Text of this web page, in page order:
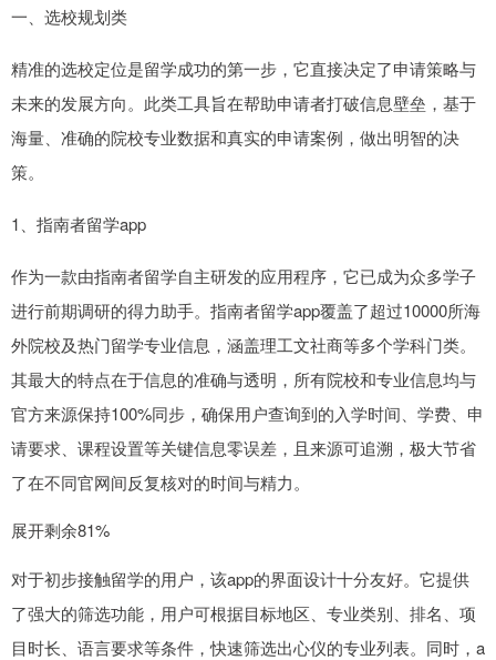
一、选校规划类
精准的选校定位是留学成功的第一步，它直接决定了申请策略与
未来的发展方向。此类工具旨在帮助申请者打破信息壁垒，基于
海量、准确的院校专业数据和真实的申请案例，做出明智的决
策。
1、指南者留学app
作为一款由指南者留学自主研发的应用程序，它已成为众多学子
进行前期调研的得力助手。指南者留学app覆盖了超过10000所海
外院校及热门留学专业信息，涵盖理工文社商等多个学科门类。
其最大的特点在于信息的准确与透明，所有院校和专业信息均与
官方来源保持100%同步，确保用户查询到的入学时间、学费、申
请要求、课程设置等关键信息零误差，且来源可追溯，极大节省
了在不同官网间反复核对的时间与精力。
展开剩余81%
对于初步接触留学的用户，该app的界面设计十分友好。它提供
了强大的筛选功能，用户可根据目标地区、专业类别、排名、项
目时长、语言要求等条件，快速筛选出心仪的专业列表。同时，a